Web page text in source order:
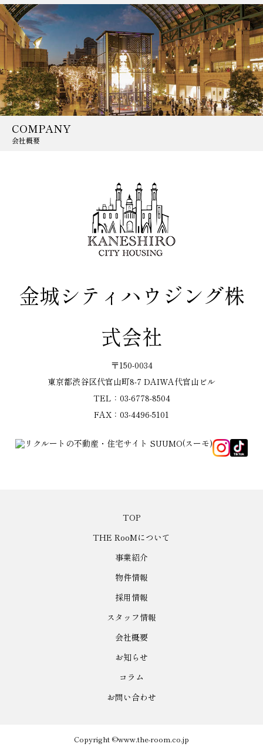
COMPANY
会社概要
金城シティハウジング株
式会社
〒150-0034
東京都渋谷区代官山町8-7 DAIWA代官山ビル
TEL：03-6778-8504
FAX：03-4496-5101
TOP
THE RooMについて
事業紹介
物件情報
採用情報
スタッフ情報
会社概要
お知らせ
コラム
お問い合わせ
Copyright ©www.the-room.co.jp